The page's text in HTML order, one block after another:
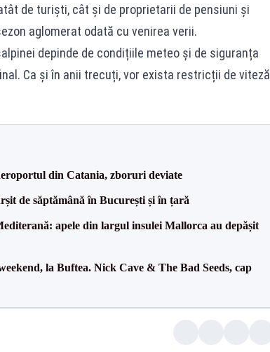
de turiști, cât și de proprietarii de pensiuni și
aglomerat odată cu venirea verii.
depinde de condițiile meteo și de siguranța
Ca și în anii trecuți, vor exista restricții de viteză
din Catania, zboruri deviate
de săptămână în București și în țară
apele din largul insulei Mallorca au depășit
la Buftea. Nick Cave & The Bad Seeds, cap